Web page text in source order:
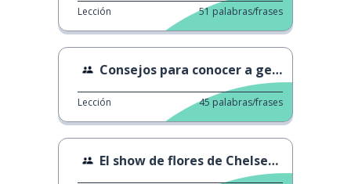
Lección 51 palabras/frases
Consejos para conocer a gente nueva
Lección 45 palabras/frases
El show de flores de Chelsea de 2022